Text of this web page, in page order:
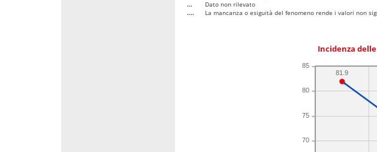
...
Dato non rilevato
....
La mancanza o esiguità del fenomeno rende i valori non
Incidenza
70
75
80
85
81.9